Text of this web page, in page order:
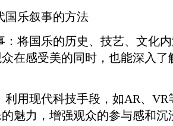
国乐叙事的方法
：将国乐的历史、技艺、文化
在感受美的同时，也能深入
利用现代科技手段，如AR、
魅力，增强观众的参与感和沉